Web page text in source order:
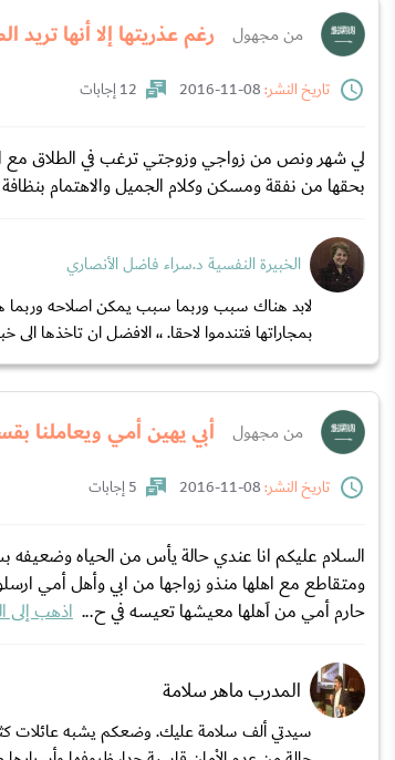
من مجهول رغم عذريتها إلا أنها
تاريخ النشر:
12 إجابات
لي شهر ونص من زواجي وزوجتي ترغب في الطلاق مع
بحقها من نفقة ومسكن وكلام الجميل والاهتمام
الخبيرة النفسية د.سراء فاضل الأنصاري
لابد هناك سبب وربما سبب يمكن اصلاحه وربما
بمجاراتها فتندموا لاحقا. ،، الافضل ان تاخذها الى
من مجهول أبي يهين أمي ويعاملنا
تاريخ النشر:
5 إجابات
السلام عليكم انا عندي حالة يأس من الحياه
ومتقاطع مع اهلها منذو زواجها من ابي وأهل أمي
حارم أمي من اَهلها معيشها تعيسه في ح... اذهب إلى
المدرب ماهر سلامة
سيدتي ألف سلامة عليك. وضعكم يشبه عائلات